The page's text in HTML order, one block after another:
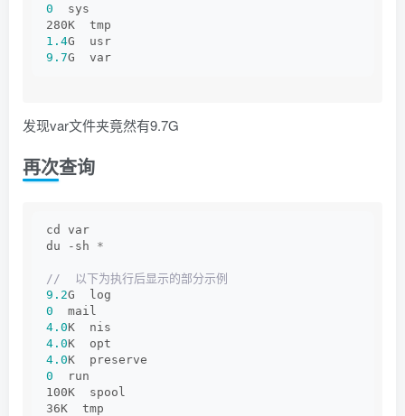
0
  sys
280K  tmp
1.4G  usr
9.7G  var
发现var文件夹竟然有9.7G
再次查询
cd var
du -sh *
//  以下为执行后显示的部分示例
9.2G  log
0
  mail
4.0K  nis
4.0K  opt
4.0K  preserve
0
  run
100K  spool
36K  tmp